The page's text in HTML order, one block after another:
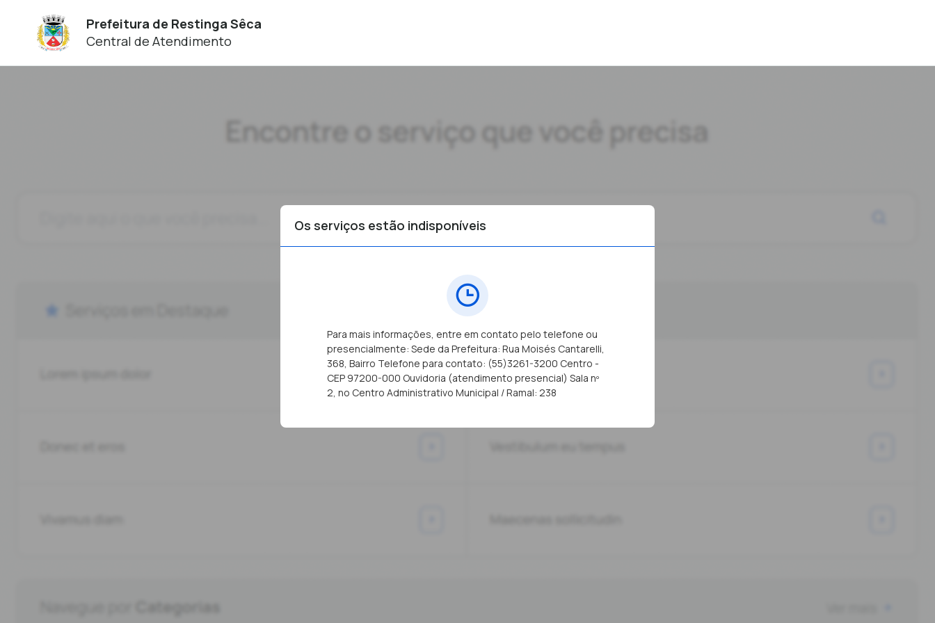
Prefeitura de Restinga Sêca
Central de Atendimento
Os serviços estão indisponíveis
Para mais informações, entre em contato pelo telefone ou
presencialmente: Sede da Prefeitura: Rua Moisés Cantarelli,
368, Bairro Telefone para contato: (55)3261-3200 Centro -
CEP 97200-000 Ouvidoria (atendimento presencial) Sala nº
2, no Centro Administrativo Municipal / Ramal: 238